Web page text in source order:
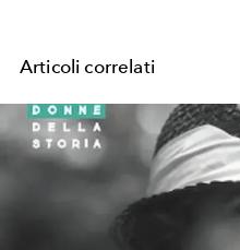
Articoli correlati